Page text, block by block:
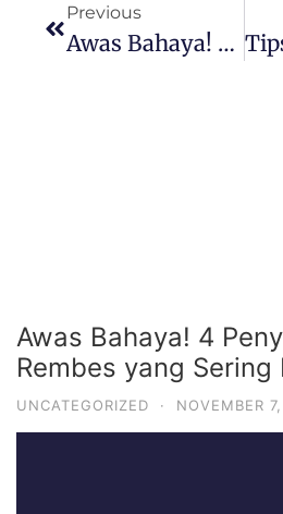
Previous
Awas Bahaya! 4 Penyebab Dinding Rembes Yang Sering Diabaikan
Awas Bahaya! 4
Rembes yang Sering
UNCATEGORIZED · NOVEMBER